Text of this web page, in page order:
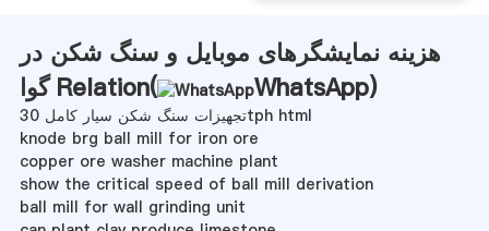
هزینه نمایشگرهای موبایل و سنگ شکن در
گوا Relation(
WhatsApp)
تجهیزات سنگ شکن سیار کامل 30tph html
knode brg ball mill for iron ore
copper ore washer machine plant
show the critical speed of ball mill derivation
ball mill for wall grinding unit